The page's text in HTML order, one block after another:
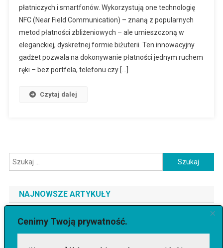
Cenimy Twoją prywatność.
płatniczych i smartfonów. Wykorzystują one technologię
NFC (Near Field Communication) – znaną z popularnych
metod płatności zbliżeniowych – ale umieszczoną w
eleganckiej, dyskretnej formie biżuterii. Ten innowacyjny
gadżet pozwala na dokonywanie płatności jednym ruchem
ręki – bez portfela, telefonu czy […]
Czytaj dalej
Szukaj:
NAJNOWSZE ARTYKUŁY
Jaki telefon do 3500 zł wybrać? Ranking najlepszych modeli
[2026]